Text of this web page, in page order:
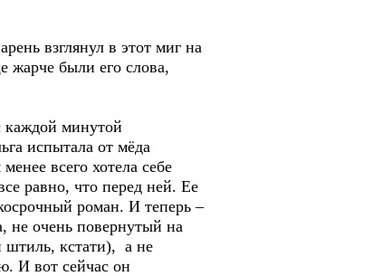
взглянул в этот миг на
жарче были его слова,
каждой минутой
испытала от мёда
всего хотела себе
равно, что перед ней. Ее
роман. И теперь –
не очень повернутый на
штиль, кстати), а не
И вот сейчас он